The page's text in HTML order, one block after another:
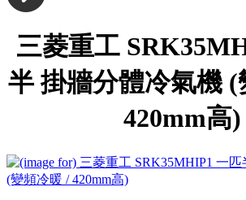
三菱重工
半 掛牆分體冷氣機 (
420mm高)